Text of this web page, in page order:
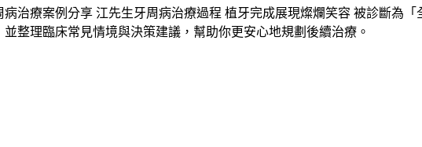
治療案例分享 江先生牙周病治療過程 植牙完成展現燦爛笑容 被診斷為
整理臨床常見情境與決策建議，幫助你更安心地規劃後續治療。